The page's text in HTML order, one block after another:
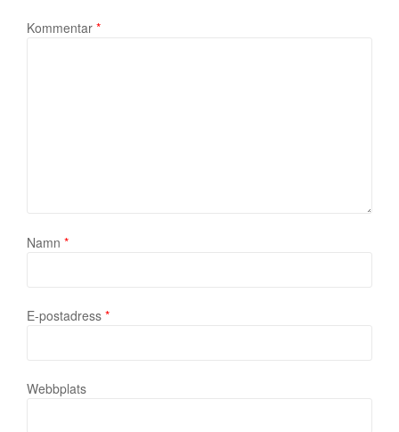
Kommentar *
Namn *
E-postadress *
Webbplats